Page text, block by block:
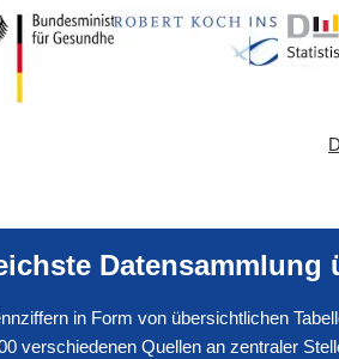
in Form von übersichtlichen
verschiedenen Quellen an zentraler